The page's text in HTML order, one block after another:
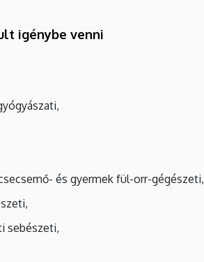
igénybe venni
és gyermek fül-orr-gégészeti,
sebészeti,